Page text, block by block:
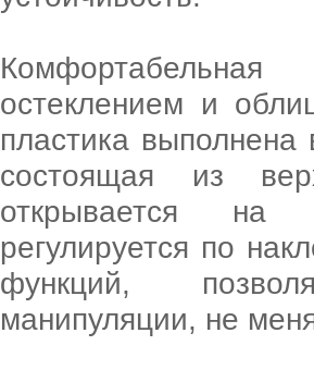
остеклением и
пластика
состоящая из
открывается на
регулируется по
функций,
манипуляции, не